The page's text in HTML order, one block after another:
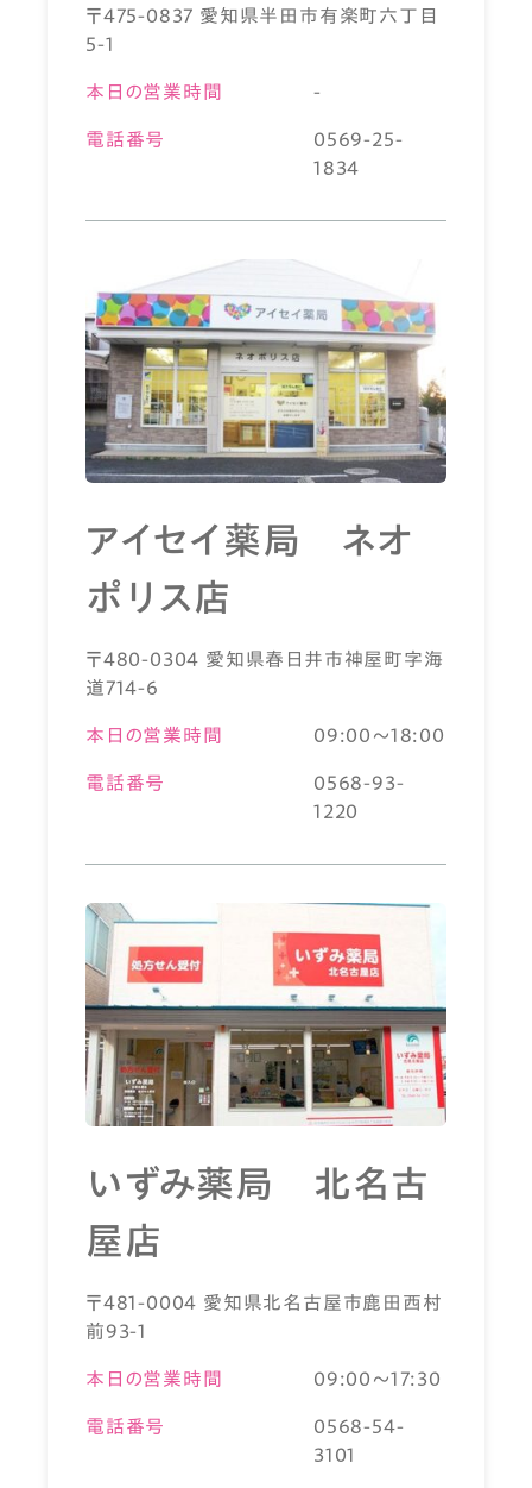
〒475-0837 愛知県半田市有楽町六丁目
5-1
本日の営業時間 -
電話番号
0569-25-
1834
アイセイ薬局 ネオ
ポリス店
〒480-0304 愛知県春日井市神屋町字海
道714-6
本日の営業時間 09:00～18:00
電話番号
0568-93-
1220
いずみ薬局 北名古
屋店
〒481-0004 愛知県北名古屋市鹿田西村
前93-1
本日の営業時間 09:00～17:30
電話番号
0568-54-
3101